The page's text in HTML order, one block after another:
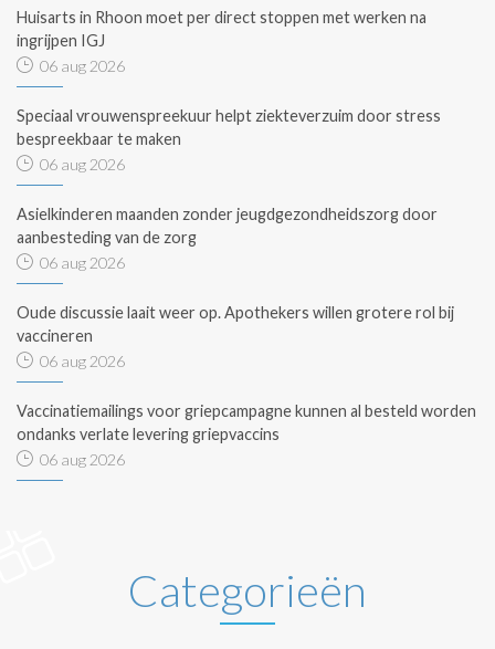
Huisarts in Rhoon moet per direct stoppen met werken na
ingrijpen IGJ
06 aug 2026
Speciaal vrouwenspreekuur helpt ziekteverzuim door stress
bespreekbaar te maken
06 aug 2026
Asielkinderen maanden zonder jeugdgezondheidszorg door
aanbesteding van de zorg
06 aug 2026
Oude discussie laait weer op. Apothekers willen grotere rol bij
vaccineren
06 aug 2026
Vaccinatiemailings voor griepcampagne kunnen al besteld worden
ondanks verlate levering griepvaccins
06 aug 2026
Categorieën